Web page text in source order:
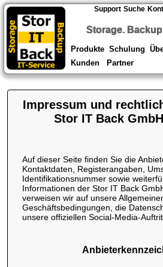
Support Suche
Storage.
Produkte Schulung
Kunden
Partner
Impressum und
Stor IT Back
Auf dieser Seite finden Sie die
Kontaktdaten, Registerangaben,
Identifikationsnummer sowie
Informationen der Stor IT Back
verweisen wir auf unsere
Geschäftsbedingungen, die
unsere offiziellen Social-Media-